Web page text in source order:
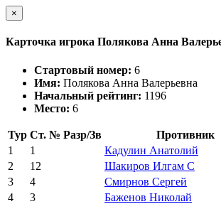
×
Карточка игрока Полякова Анна
Стартовый номер: 6
Имя: Полякова Анна Валерьевна
Начальный рейтинг: 1196
Место: 6
Тур Ст. № Разр/Зв Противник
1
1 Кадулин Анатолий
2
12 Шакиров Илгам С
3
4 Смирнов Сергей
4
3 Баженов Николай